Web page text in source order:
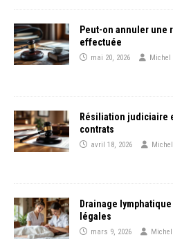
Peut-on annuler une
effectuée
mai 20, 2026 Michel
Résiliation judiciaire
contrats
avril 18, 2026
Drainage
légales
mars 9, 2026